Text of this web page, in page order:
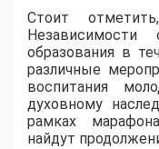
Стоит
образования в
различные
воспитания
духовному
рамках
найдут